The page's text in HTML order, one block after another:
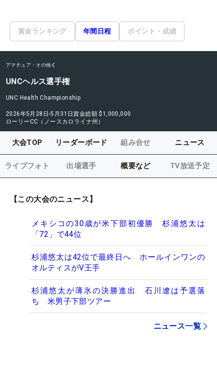
賞金ランキング 年間日程 ポイント・成績
アマチュア・その他
UNCヘルス選手権
UNC Health Championship
2026年5月28日-5月31日賞金総額 $1,000,000
ローリーCC（ノースカロライナ州）
大会TOP リーダーボード 組み合せ ニュース
ライブフォト 出場選手 概要など TV放送予定
【この大会のニュース】
メキシコの30歳が米下部初優勝 杉浦悠太は
「72」で44位
杉浦悠太は42位で最終日へ ホールインワンの
オルティスがV王手
杉浦悠太が薄氷の決勝進出 石川遼は予選落
ち 米男子下部ツアー
ニュース一覧